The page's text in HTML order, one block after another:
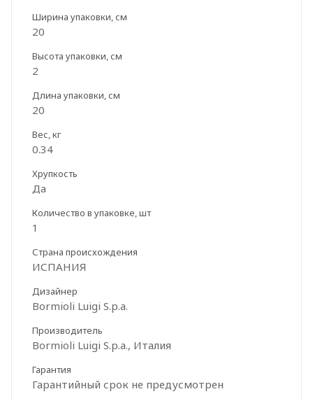
Ширина упаковки, см
20
Высота упаковки, см
2
Длина упаковки, см
20
Вес, кг
0.34
Хрупкость
Да
Количество в упаковке, шт
1
Страна происхождения
ИСПАНИЯ
Дизайнер
Bormioli Luigi S.p.a.
Производитель
Bormioli Luigi S.p.a., Италия
Гарантия
Гарантийный срок не предусмотрен